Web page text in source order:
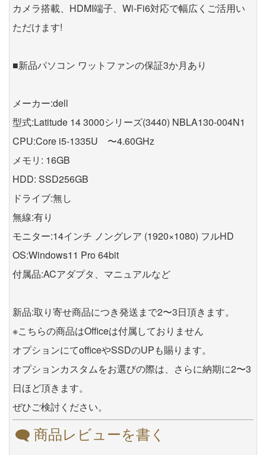
カメラ搭載、HDMI端子、Wi-Fi6対応で幅広くご活用い
ただけます!
■新品パソコン ワットファンの保証3か月あり
メーカー:dell
型式:Latitude 14 3000シリーズ(3440) NBLA130-004N1
CPU:Core i5-1335U 〜4.60GHz
メモリ: 16GB
HDD: SSD256GB
ドライブ:無し
無線:有り
モニター:14インチ ノングレア (1920×1080) フルHD
OS:Windows11 Pro 64bit
付属品:ACアダプタ、マニュアルなど
新品:取り寄せ商品につき発送まで2〜3日頂きます。
※こちらの商品はOfficeは付属しておりません
オプションにてofficeやSSDのUPも賜ります。
オプションカスタムをお選びの際は、さらに納期に2〜3
日ほど頂きます。
ぜひご検討ください。
商品レビューを書く